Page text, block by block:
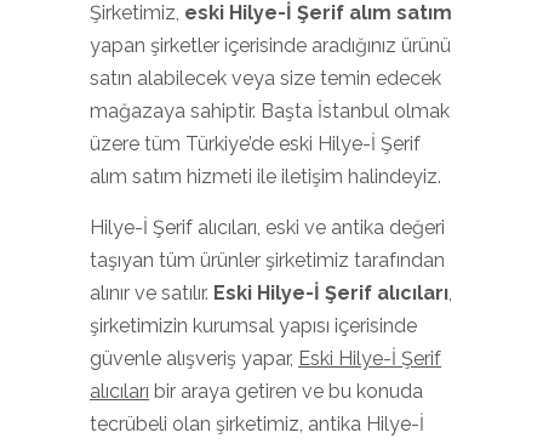
Şirketimiz, eski Hilye-İ Şerif alım satım
yapan şirketler içerisinde aradığınız ürünü
satın alabilecek veya size temin edecek
mağazaya sahiptir. Başta İstanbul olmak
üzere tüm Türkiye’de eski Hilye-İ Şerif
alım satım hizmeti ile iletişim halindeyiz.
Hilye-İ Şerif alıcıları, eski ve antika değeri
taşıyan tüm ürünler şirketimiz tarafından
alınır ve satılır. Eski Hilye-İ Şerif alıcıları,
şirketimizin kurumsal yapısı içerisinde
güvenle alışveriş yapar, Eski Hilye-İ Şerif
alıcıları bir araya getiren ve bu konuda
tecrübeli olan şirketimiz, antika Hilye-İ